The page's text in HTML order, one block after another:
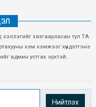
хэллэгийг хязгаарласан тул ТА
хэм хэмжээг хүндэтгэнэ
админ устгах эрхтэй.
Нийтлэх